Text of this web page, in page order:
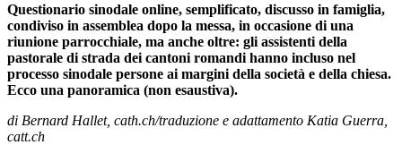
Questionario sinodale online, semplificato, discusso in famiglia,
condiviso in assemblea dopo la messa, in occasione di una
riunione parrocchiale, ma anche oltre: gli assistenti della
pastorale di strada dei cantoni romandi hanno incluso nel
processo sinodale persone ai margini della società e della chiesa.
Ecco una panoramica (non esaustiva).
di Bernard Hallet, cath.ch/traduzione e adattamento Katia Guerra,
catt.ch